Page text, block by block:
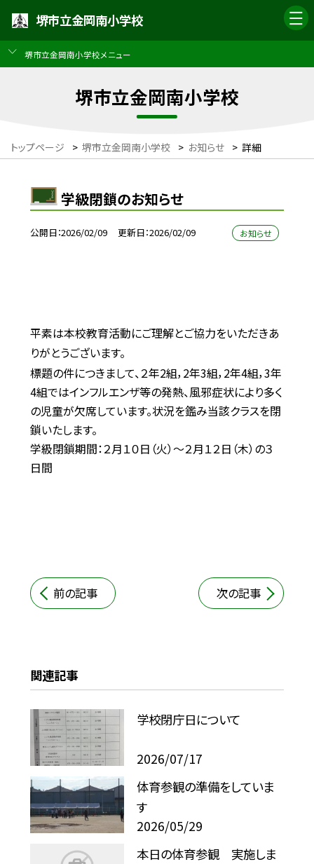
堺市立金岡南小学校
堺市立金岡南小学校メニュー
堺市立金岡南小学校
トップページ > 堺市立金岡南小学校 > お知らせ > 詳細
学級閉鎖のお知らせ
公開日 2026/02/09 更新日 2026/02/09 お知らせ
平素は本校教育活動にご理解とご協力をいただきあ
りがとうございます。
標題の件につきまして、２年2組，2年3組，2年4組，3年
4組ではインフルエンザ等の発熱、風邪症状により多く
の児童が欠席しています。状況を鑑み当該クラスを閉
鎖いたします。
学級閉鎖期間：２月１０日（火）～２月１２日（木）の３
日間
前の記事 次の記事
関連記事
学校閉庁日について
2026/07/17
体育参観の準備をしていま
す
2026/05/29
本日の体育参観 実施しま